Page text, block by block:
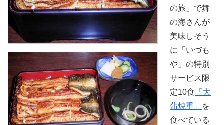
の旅」で舞
の海さんが
美味しそう
に「いづも
や」の特別
サービス限
定10食 「大
蒲焼重」
を
食べている